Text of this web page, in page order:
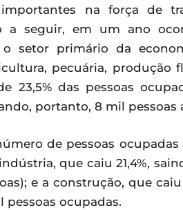
na força de
a seguir, em um ano
setor primário da
pecuária, produção
23,5% das pessoas
portanto, 8 mil pessoas
de pessoas ocupadas
que caiu 21,4%,
e a construção, que
pessoas ocupadas.